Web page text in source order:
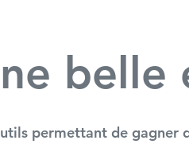
belle
permettant de gagner